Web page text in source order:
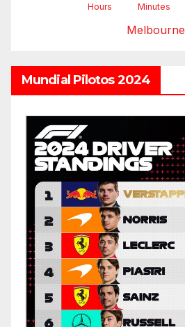
Hours Minutes
Melbourne
Mundial Pilotos 2024